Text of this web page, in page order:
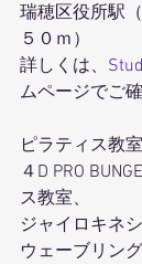
瑞穂区役所駅
５０ｍ）
詳しくは、
ムページでご
ピラティス教
４D PRO
ス教室、
ジャイロキネ
ウェーブリン